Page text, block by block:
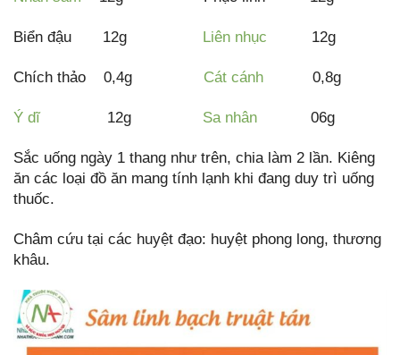
Biển đậu 12g Liên nhục 12g
Chích thảo 0,4g Cát cánh 0,8g
Ý dĩ12g Sa nhân 06g
Sắc uống ngày 1 thang như trên, chia làm 2 lần. Kiêng
ăn các loại đồ ăn mang tính lạnh khi đang duy trì uống
thuốc.
Châm cứu tại các huyệt đạo: huyệt phong long, thương
khâu.